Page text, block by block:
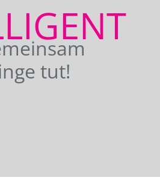
tut!